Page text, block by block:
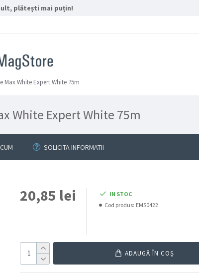
plătești mai puțin!
Max White Expert White 75m
White Expert White 75m
SOLICITA INFORMATII
20,85 lei
IN STOC
Cod produs: EMS0422
ADAUGĂ ÎN COŞ